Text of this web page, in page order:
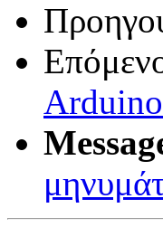
Arduino